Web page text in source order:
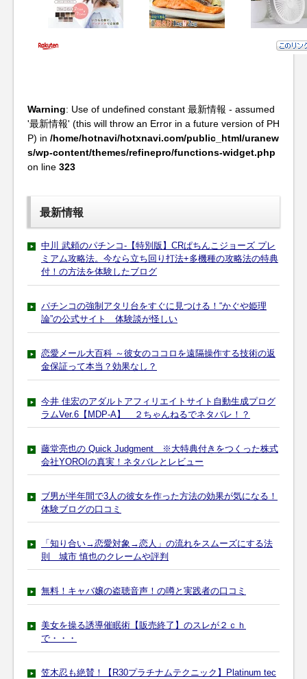
Warning: Use of undefined constant 最新情報 - assumed
'最新情報' (this will throw an Error in a future version of PH
P) in /home/hotnavi/hotxnavi.com/public_html/uranew
s/wp-content/themes/refinepro/functions-widget.php
on line 323
最新情報
中川 武頼のパチンコ-【特別版】CRぱちんこジョーズ プレ
ミアム攻略法。今なら立ち回り打法+多機種の攻略法の特典
付！の方法を体験したブログ
パチンコの強制アタリ台をすぐに見つける！“かぐや姫理
論”の公式サイト 体験談が怪しい
恋愛メール大百科 ～彼女のココロを遠隔操作する技術の返
金保証って本当？効果なし？
今井 佳宏のアダルトアフィリエイトサイト自動生成プログ
ラムVer.6【MDP-A】 ２ちゃんねるでネタバレ！？
藤堂亮也の Quick Judgment ※大特典付きをつくった株式
会社YOROIの真実！ネタバレとレビュー
ブ男が半年間で3人の彼女を作った方法の効果が気になる！
体験ブログの口コミ
「知り合い→恋愛対象→恋人」の流れをスムーズにする法
則 城市 慎也のクレームや評判
無料！キャバ嬢の盗聴音声！の噂と実践者の口コミ
美女を操る誘導催眠術【販売終了】のスレが２ｃｈ
で・・・
笠木忍も絶賛！【R30プラチナムテクニック】Platinum tec